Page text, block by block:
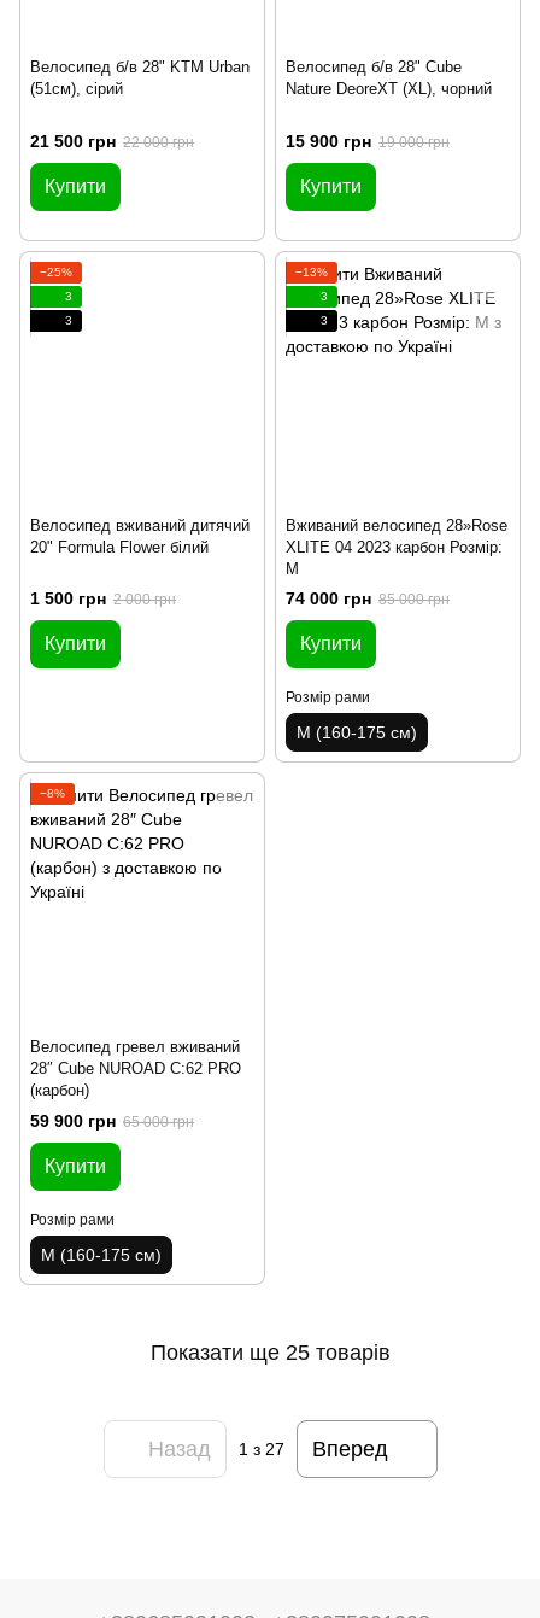
Велосипед б/в 28" KTM Urban
(51см), сірий
21 500 грн 22 000 грн
Купити
Велосипед б/в 28" Cube
Nature DeoreXT (XL), чорний
15 900 грн 19 000 грн
Купити
−25%
3
3
Велосипед вживаний дитячий
20" Formula Flower білий
1 500 грн 2 000 грн
Купити
−13%
3
3
Вживаний велосипед 28»Rose
XLITE 04 2023 карбон Розмір:
М
74 000 грн 85 000 грн
Купити
Розмір рами
M (160-175 см)
−8%
Велосипед гревел вживаний
28″ Cube NUROAD C:62 PRO
(карбон)
59 900 грн 65 000 грн
Купити
Розмір рами
M (160-175 см)
Показати ще 25 товарів
Назад 1 з 27 Вперед